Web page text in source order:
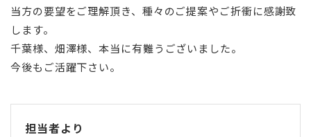
当方の要望をご理解頂き、種々のご提案やご折衝に感謝致
します。
千葉様、畑澤様、本当に有難うございました。
今後もご活躍下さい。
担当者より